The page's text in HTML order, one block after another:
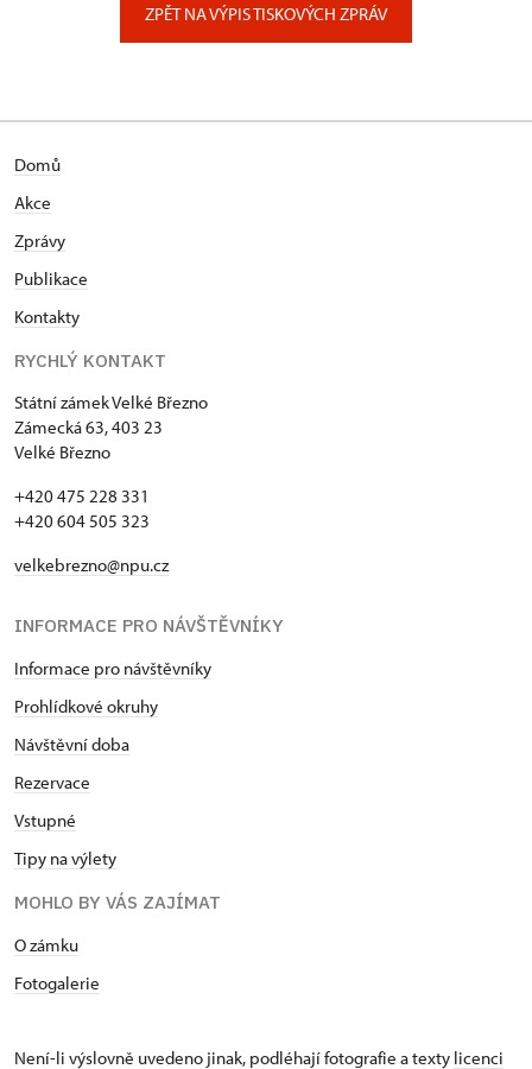
ZPĚT NA VÝPIS TISKOVÝCH ZPRÁV
Domů
Akce
Zprávy
Publikace
Kontakty
RYCHLÝ KONTAKT
Státní zámek Velké Březno
Zámecká 63, 403 23
Velké Březno
+420 475 228 331
+420 604 505 323
velkebrezno@npu.cz
INFORMACE PRO NÁVŠTĚVNÍKY
Informace pro návštěvníky
Prohlídkové okruhy
Návštěvní doba
Rezervace
Vstupné
Tipy na výlety
MOHLO BY VÁS ZAJÍMAT
O zámku
Fotogalerie
Není-li výslovně uvedeno jinak, podléhají fotografie a texty licenci